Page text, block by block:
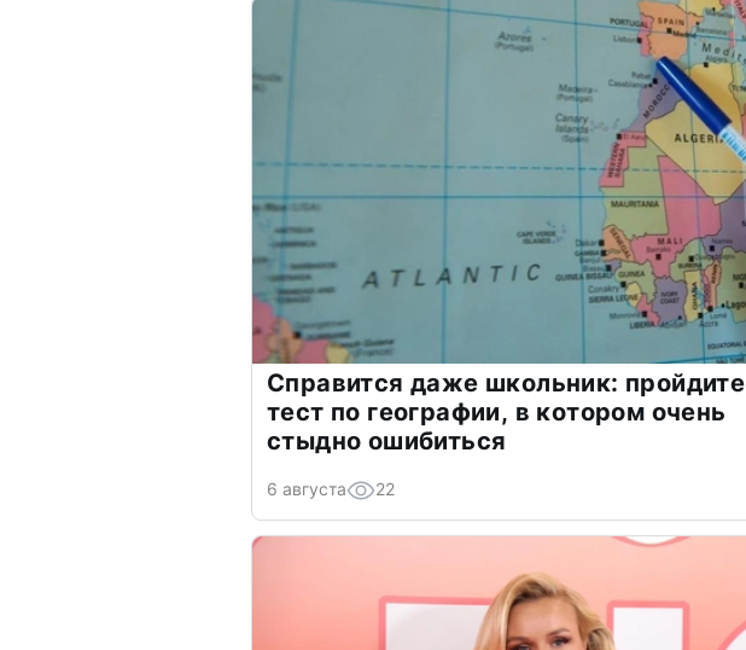
Справится даже школьник: пройдите
тест по географии, в котором очень
стыдно ошибиться
6 августа 22